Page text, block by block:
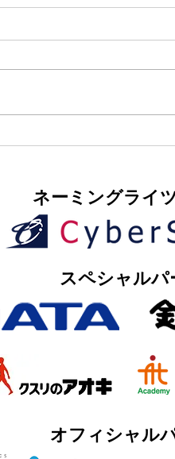
ネーミングライ
スペシャルパ
オフィシャル